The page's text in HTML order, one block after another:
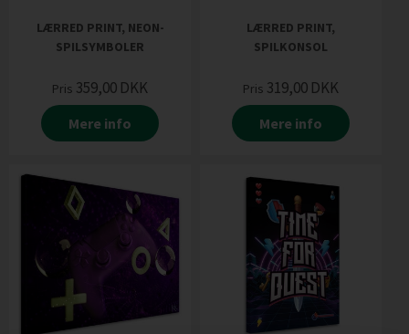
LÆRRED PRINT, NEON-
SPILSYMBOLER
Pris 359,00 DKK
Mere info
LÆRRED PRINT,
SPILKONSOL
Pris 319,00 DKK
Mere info